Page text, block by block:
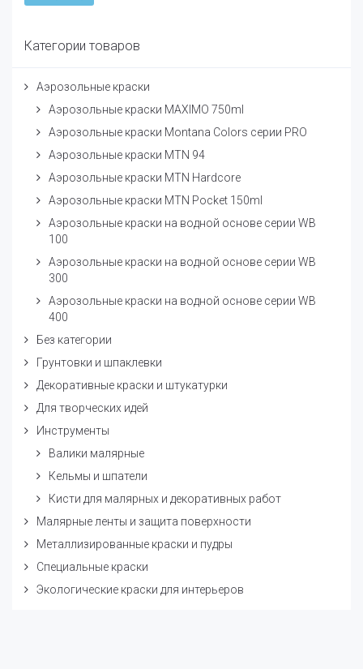
Категории товаров
Аэрозольные краски
Аэрозольные краски MAXIMO 750ml
Аэрозольные краски Montana Colors серии PRO
Аэрозольные краски MTN 94
Аэрозольные краски MTN Hardcore
Аэрозольные краски MTN Pocket 150ml
Аэрозольные краски на водной основе серии WB
100
Аэрозольные краски на водной основе серии WB
300
Аэрозольные краски на водной основе серии WB
400
Без категории
Грунтовки и шпаклевки
Декоративные краски и штукатурки
Для творческих идей
Инструменты
Валики малярные
Кельмы и шпатели
Кисти для малярных и декоративных работ
Малярные ленты и защита поверхности
Металлизированные краски и пудры
Специальные краски
Экологические краски для интерьеров